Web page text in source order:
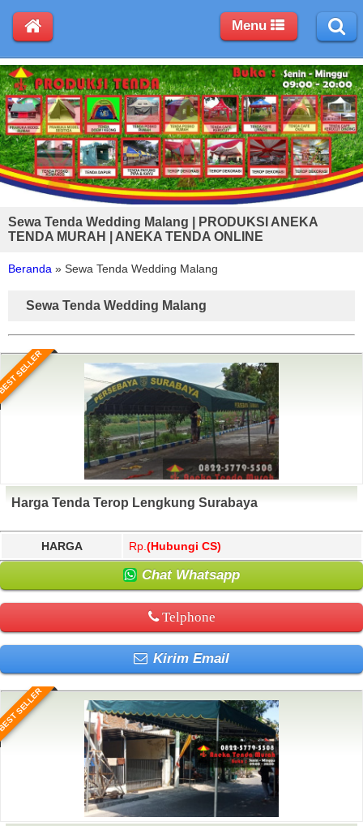
Sewa Tenda Wedding Malang | PRODUKSI ANEKA
TENDA MURAH | ANEKA TENDA ONLINE
Beranda » Sewa Tenda Wedding Malang
Sewa Tenda Wedding Malang
SELLER
Harga Tenda Terop Lengkung Surabaya
HARGA Rp. (Hubungi CS)
Chat Whatsapp
Telphone
Kirim Email
SELLER
Menu